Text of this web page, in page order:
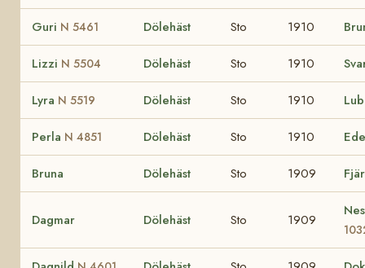
Guri N 5461 Dölehäst Sto 1910
Lizzi N 5504 Dölehäst Sto 1910
Lyra N 5519 Dölehäst Sto 1910
Perla N 4851 Dölehäst Sto 1910
Bruna Dölehäst Sto 1909
Dagmar Dölehäst Sto 1909